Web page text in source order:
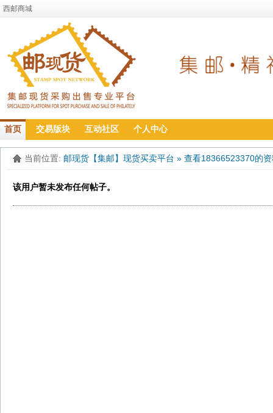
西邮商城
首页 交易版块 互动社区 个人中心
当前位置: 邮现货【集邮】现货买卖平台 » 查看18366523370的
该用户暂未发布任何帖子。